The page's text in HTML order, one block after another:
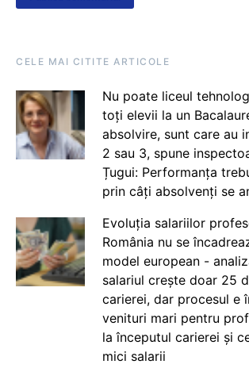
CELE MAI CITITE ARTICOLE
Nu poate liceul
toți elevii la un
absolvire, sunt care au
2 sau 3, spune
Țugui: Performanța
prin câți absolvenți se
Evoluția salariilor
România nu se
model european -
salariul crește doar 25
carierei, dar procesul e
venituri mari pentru
la începutul carierei și
mici salarii